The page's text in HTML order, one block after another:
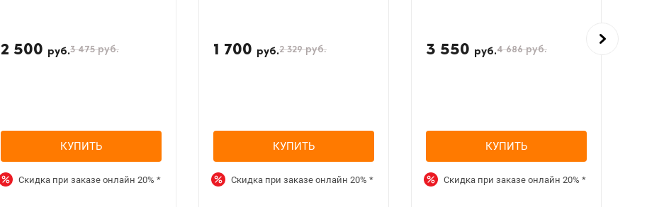
2 500 руб.3 475руб.
КУПИТЬ
Скидка при заказе онлайн 20% *
1 700 руб.2 329руб.
КУПИТЬ
Скидка при заказе онлайн 20% *
3 550 руб.4 686руб.
КУПИТЬ
Скидка при заказе онлайн 20% *